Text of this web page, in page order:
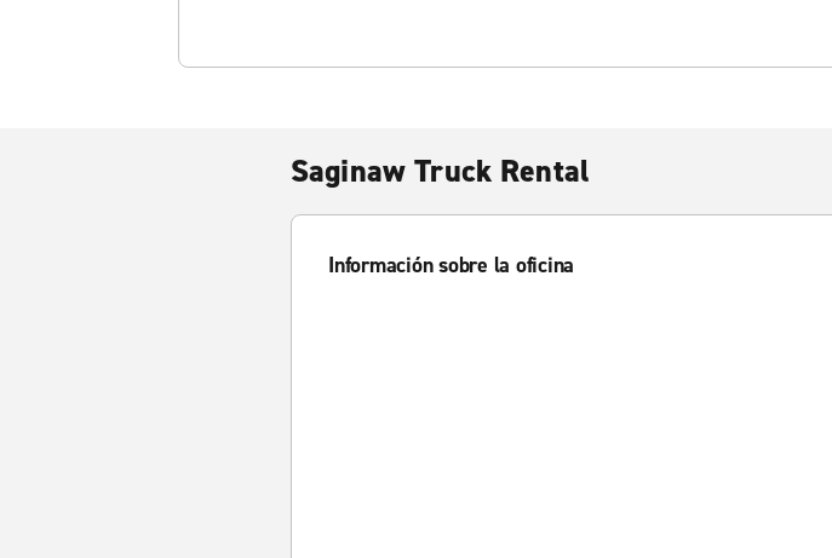
Saginaw Truck Rental
Información sobre la oficina